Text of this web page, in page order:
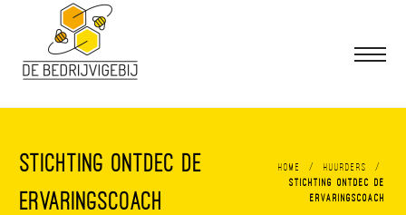
Stichting Ontdec De
Ervaringscoach
Home / Huurders /
Stichting Ontdec De
Ervaringscoach